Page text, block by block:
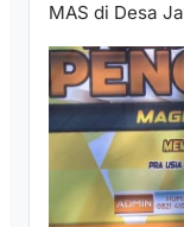
MAS di Desa